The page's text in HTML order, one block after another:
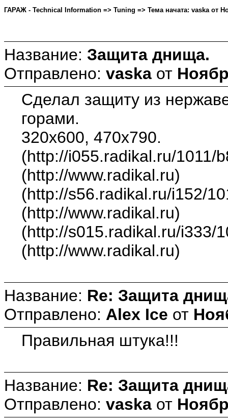
ГАРАЖ - Technical Information => Tuning => Тема начата: vaska от
Название: Защита днища.
Отправлено: vaska от
Сделал защиту из
горами.
320х600, 470х790.
(http://i055.radikal.ru/1011/
(http://www.radikal.ru)
(http://s56.radikal.ru/i152/
(http://www.radikal.ru)
(http://s015.radikal.ru/i333/
(http://www.radikal.ru)
Название: Re: Защита
Отправлено: Alex Ice от
Правильная штука!!!
Название: Re: Защита
Отправлено: vaska от